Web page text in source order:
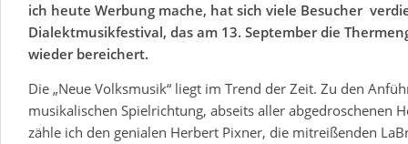
ich heute Werbung mache, hat sich viele Besucher
Dialektmusikfestival, das am 13. September die
wieder bereichert.
Die „Neue Volksmusik“ liegt im Trend der Zeit. Zu den
musikalischen Spielrichtung, abseits aller abgedroschenen
zähle ich den genialen Herbert Pixner, die mitreißenden